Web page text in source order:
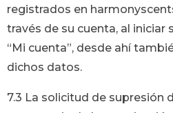
registrados en
través de su cuenta, al iniciar
“Mi cuenta”, desde ahí
dichos datos.
7.3 La solicitud de supresión